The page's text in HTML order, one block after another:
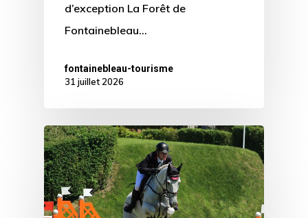
d’exception La Forêt de
Fontainebleau…
fontainebleau-tourisme
31 juillet 2026